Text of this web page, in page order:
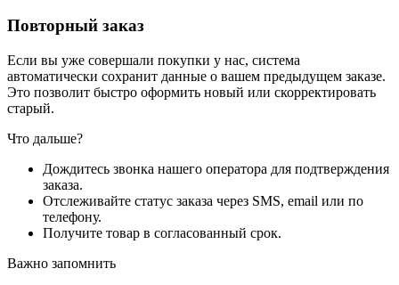
Повторный заказ
Если вы уже совершали покупки у нас, система
автоматически сохранит данные о вашем предыдущем заказе.
Это позволит быстро оформить новый или скорректировать
старый.
Что дальше?
Дождитесь звонка нашего оператора для подтверждения
заказа.
Отслеживайте статус заказа через SMS, email или по
телефону.
Получите товар в согласованный срок.
Важно запомнить